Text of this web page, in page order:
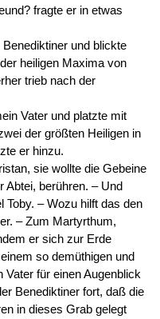
fragte er in etwas
und blickte
heiligen Maxima von
trieb nach der
Vater und platzte mit
der größten Heiligen in
er hinzu.
sie wollte die Gebeine
berühren. – Und
– Wozu hilft das den
– Zum Martyrthum,
er sich zur Erde
so demüthigen und
für einen Augenblick
Benediktiner fort, daß die
in dieses Grab gelegt